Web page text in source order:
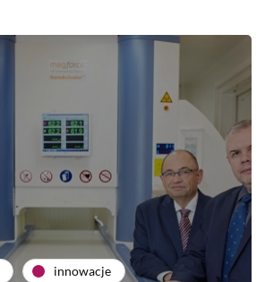
innowacje